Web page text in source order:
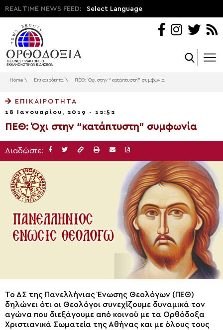
REAL TIME NEWS FEED: Select Language
Home \ Επικαιρότητα \ ΠΕΘ: Όχι στην “κατάπτυστη” συμφωνία
ΕΠΙΚΑΙΡΌΤΗΤΑ
18 Ιανουαρίου, 2019 - 12:52
ΠΕΘ: Όχι στην “κατάπτυστη” συμφωνία
Διαδώστε:
Το ΔΣ της Πανελλήνιας Ένωσης Θεολόγων (ΠΕΘ)
δηλώνει ότι οι Θεολόγοι συνεχίζουμε δυναμικά τον
αγώνα που διεξάγουμε από κοινού με τα Ορθόδοξα
Χριστιανικά Σωματεία της Αθήνας και με όλους τους